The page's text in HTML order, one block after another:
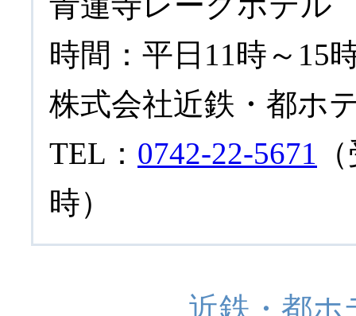
時間：平日11時～15
株式会社近鉄・都
TEL： 0742-22-5671
時）
近鉄・都ホ